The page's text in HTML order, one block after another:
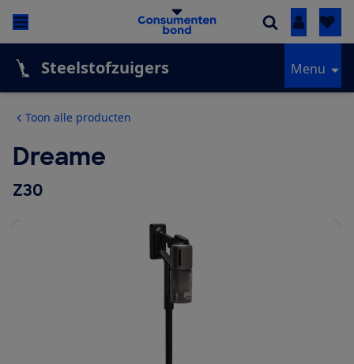
Inloggen
Steelstofzuigers Menu
Toon alle producten
Dreame
Z30